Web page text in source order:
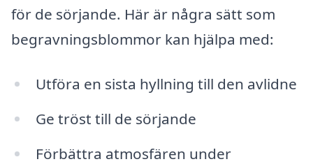
för de sörjande. Här är några sätt som
begravningsblommor kan hjälpa med:
Utföra en sista hyllning till den avlidne
Ge tröst till de sörjande
Förbättra atmosfären under